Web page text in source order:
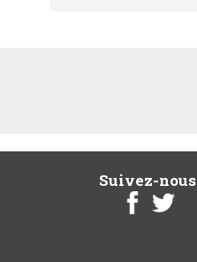
Suivez-nous